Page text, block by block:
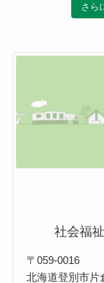
さら
社会福
〒059-0016
北海道登別市片